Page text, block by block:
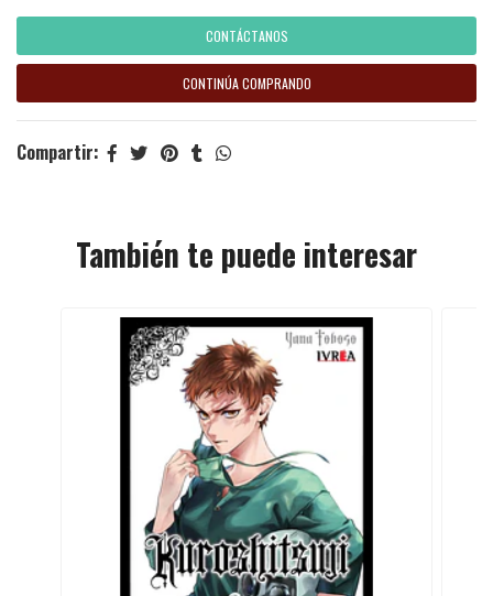
CONTÁCTANOS
CONTINÚA COMPRANDO
Compartir:
También te puede interesar